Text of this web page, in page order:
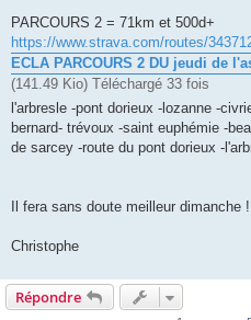
PARCOURS 2 = 71km et 500d+
https://www.strava.com/routes/
ECLA PARCOURS 2 DU jeudi de
(141.49 Kio) Téléchargé 33 fois
l'arbresle -pont dorieux -lozanne -
bernard- trévoux -saint euphémie -
de sarcey -route du pont dorieux -
Il fera sans doute meilleur dimanche !
Christophe
Répondre